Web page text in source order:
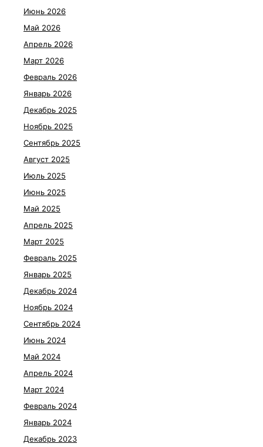
Июнь 2026
Май 2026
Апрель 2026
Март 2026
Февраль 2026
Январь 2026
Декабрь 2025
Ноябрь 2025
Сентябрь 2025
Август 2025
Июль 2025
Июнь 2025
Май 2025
Апрель 2025
Март 2025
Февраль 2025
Январь 2025
Декабрь 2024
Ноябрь 2024
Сентябрь 2024
Июнь 2024
Май 2024
Апрель 2024
Март 2024
Февраль 2024
Январь 2024
Декабрь 2023